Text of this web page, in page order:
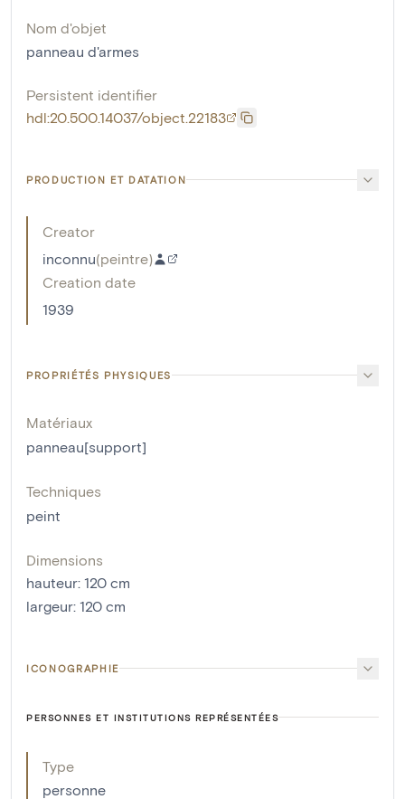
Nom d'objet
panneau d'armes
Persistent identifier
hdl:20.500.14037/object.22183
PRODUCTION ET DATATION
Creator
inconnu(peintre)
Creation date
1939
PROPRIÉTÉS PHYSIQUES
Matériaux
panneau[support]
Techniques
peint
Dimensions
hauteur: 120 cm
largeur: 120 cm
ICONOGRAPHIE
PERSONNES ET INSTITUTIONS REPRÉSENTÉES
Type
personne